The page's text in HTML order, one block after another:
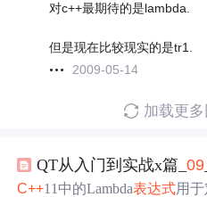
对c++最期待的是lambda.
但是现在比较现实的是tr1.
2009-05-14
加载更多
QT从入门到实战x篇_09
C++11中的Lambda表达式用